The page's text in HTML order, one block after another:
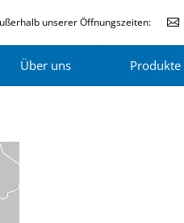
unserer Öffnungszeiten:
Über uns Produkte